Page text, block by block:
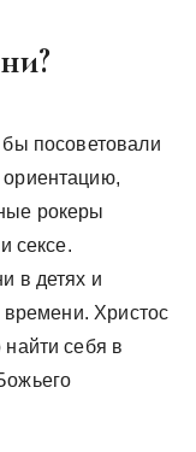
бы посоветовали
рокеры
сексе.
в детях и
времени. Христос
себя в